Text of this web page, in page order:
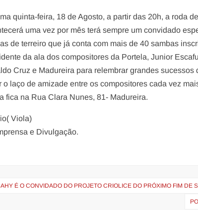
quinta-feira, 18 de Agosto, a partir das 20h, a roda
uma vez por mês terá sempre um convidado
de terreiro que já conta com mais de 40 sambas
da ala dos compositores da Portela, Junior
Cruz e Madureira para relembrar grandes
o laço de amizade entre os compositores cada vez
fica na Rua Clara Nunes, 81- Madureira.
Viola)
e Divulgação.
É O CONVIDADO DO PROJETO CRIOLICE DO PRÓXIMO FIM DE